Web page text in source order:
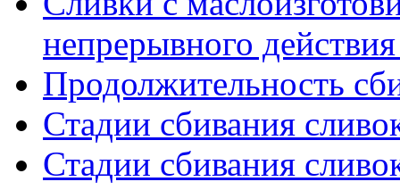
непрерывного
Продолжительность
Стадии сбивания
Стадии сбивания